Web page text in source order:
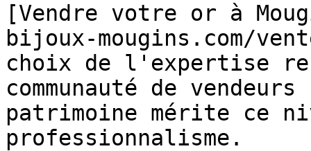
[Vendre votre or à
bijoux-mougins.com/
choix de l'expertise
communauté de
patrimoine mérite ce
professionnalisme.